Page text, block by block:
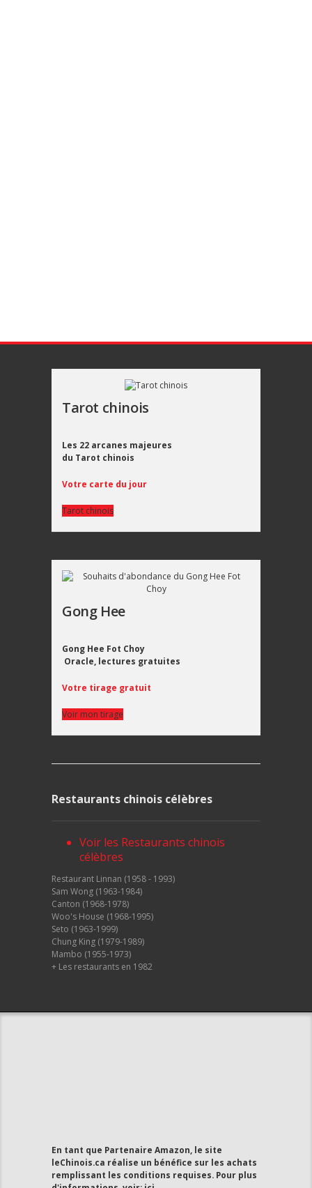
Tarot chinois
Les 22 arcanes majeures
du Tarot chinois
Votre carte du jour
Tarot chinois
Gong Hee
Gong Hee Fot Choy
Oracle, lectures gratuites
Votre tirage gratuit
Voir mon tirage
Restaurants chinois célèbres
Voir les Restaurants chinois
célèbres
Restaurant Linnan (1958 - 1993)
Sam Wong (1963-1984)
Canton (1968-1978)
Woo's House (1968-1995)
Seto (1963-1999)
Chung King (1979-1989)
Mambo (1955-1973)
+ Les restaurants en 1982
En tant que Partenaire Amazon, le site
leChinois.ca réalise un bénéfice sur les achats
remplissant les conditions requises. Pour plus